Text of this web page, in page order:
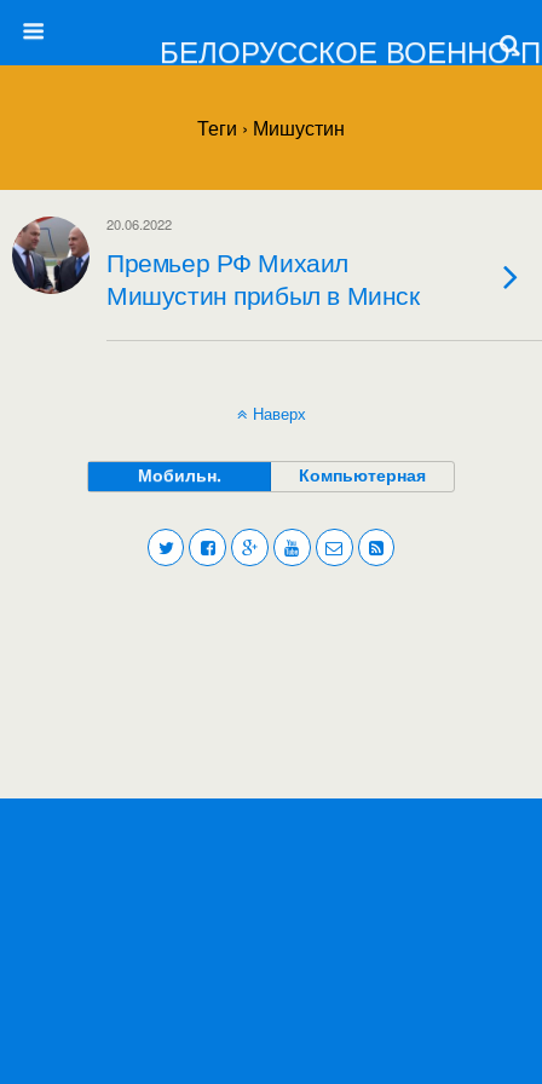
БЕЛОРУССКОЕ ВОЕННО-
Теги › Мишустин
20.06.2022
Премьер РФ Михаил
Мишустин прибыл в Минск
Наверх
Мобильн. Компьютерная